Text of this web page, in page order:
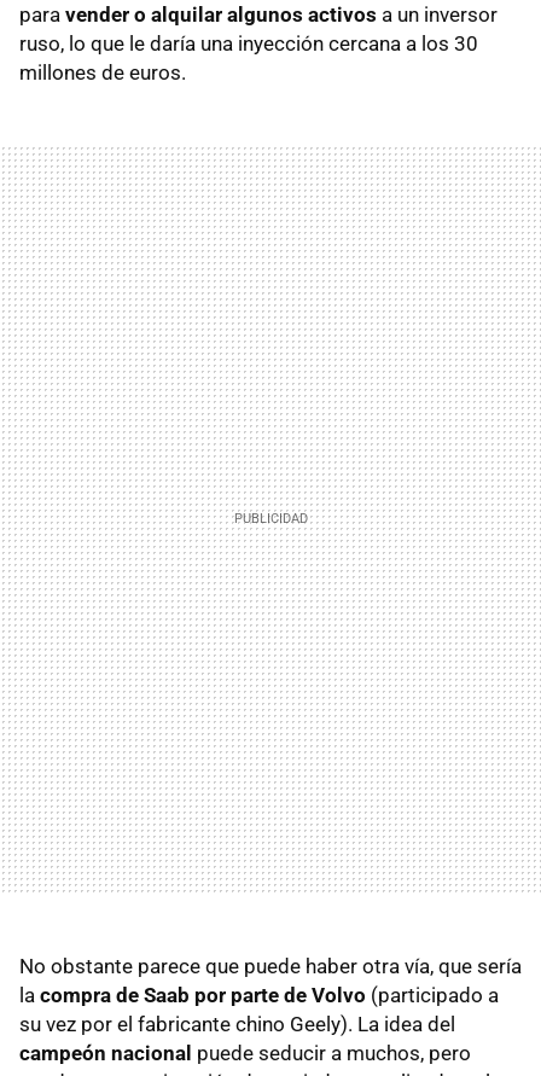
para vender o alquilar algunos activos a un inversor
ruso, lo que le daría una inyección cercana a los 30
millones de euros.
No obstante parece que puede haber otra vía, que sería
la compra de Saab por parte de Volvo (participado a
su vez por el fabricante chino Geely). La idea del
campeón nacional puede seducir a muchos, pero